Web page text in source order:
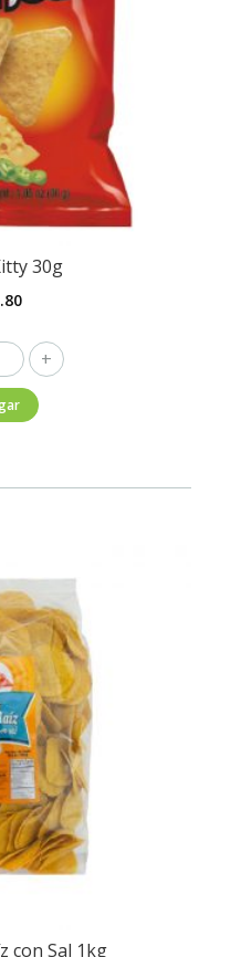
30g
con Sal 1kg